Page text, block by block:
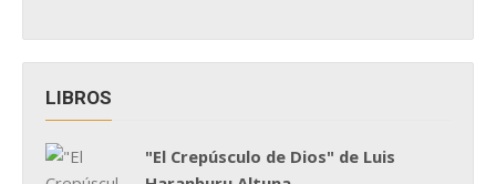
LIBROS
"El Crepúsculo de Dios" de Luis